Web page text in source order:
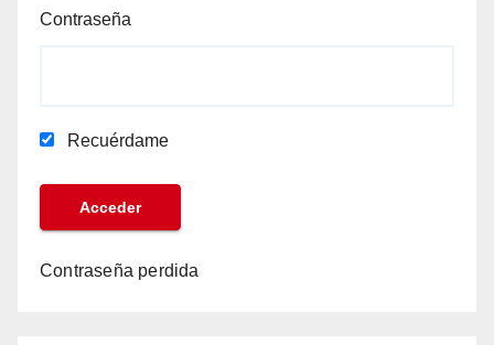
Contraseña
Recuérdame
Contraseña perdida